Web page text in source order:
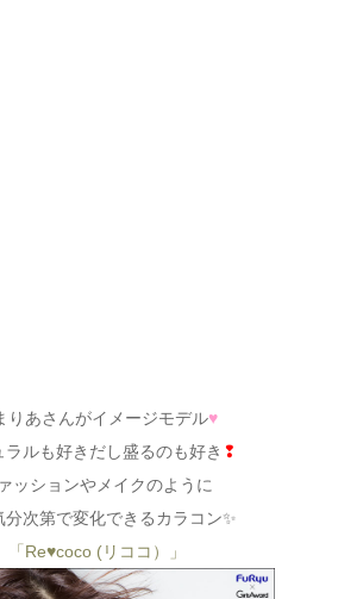
りあさんがイメージモデル♥
ラルも好きだし盛るのも好き ❢
ッションやメイクのように
分次第で変化できるカラコン✨
「Re♥coco (リココ）」